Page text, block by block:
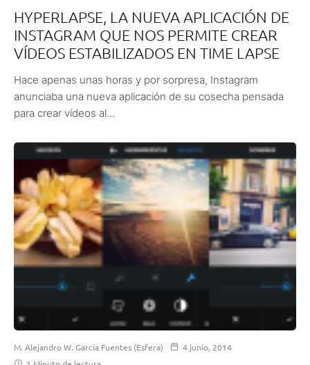
HYPERLAPSE, LA NUEVA APLICACIÓN DE
INSTAGRAM QUE NOS PERMITE CREAR
VÍDEOS ESTABILIZADOS EN TIME LAPSE
Hace apenas unas horas y por sorpresa, Instagram
anunciaba una nueva aplicación de su cosecha pensada
para crear vídeos al...
M. Alejandro W. García Fuentes (Esfera)
4 junio, 2014